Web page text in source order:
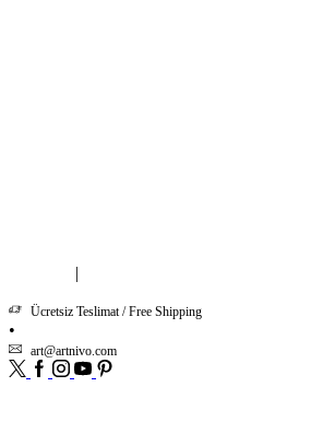
|
Ücretsiz Teslimat / Free Shipping
art@artnivo.com
TwitterFacebook
Instagram
YoutubePinterest